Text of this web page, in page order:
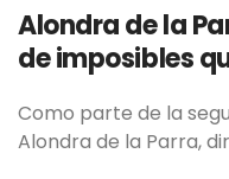
Alondra de la
de imposibles
Como parte de la
Alondra de la Parra,